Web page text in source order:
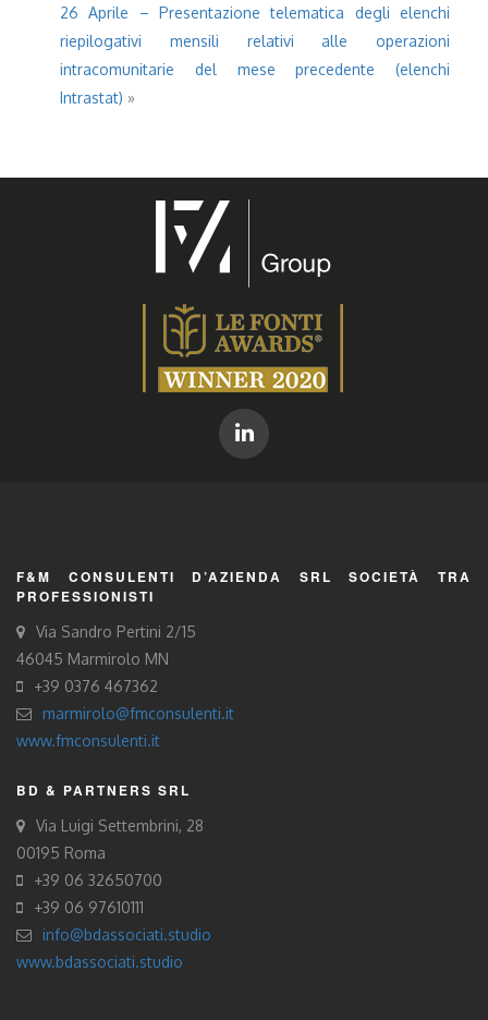
26 Aprile – Presentazione telematica degli elenchi
riepilogativi mensili relativi alle operazioni
intracomunitarie del mese precedente (elenchi
Intrastat) »
F&M CONSULENTI D’AZIENDA SRL SOCIETÀ TRA
PROFESSIONISTI
Via Sandro Pertini 2/15
46045 Marmirolo MN
+39 0376 467362
marmirolo@fmconsulenti.it
www.fmconsulenti.it
BD & PARTNERS SRL
Via Luigi Settembrini, 28
00195 Roma
+39 06 32650700
+39 06 97610111
info@bdassociati.studio
www.bdassociati.studio